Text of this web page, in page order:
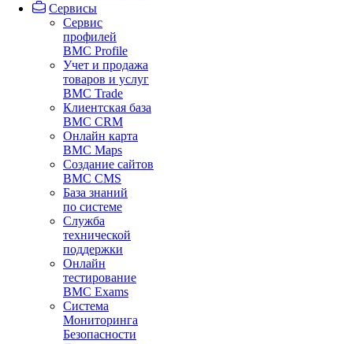
Сервисы
Сервис
профилей
BMC Profile
Учет и продажа
товаров и услуг
BMC Trade
Клиентская база
BMC CRM
Онлайн карта
BMC Maps
Создание сайтов
BMC CMS
База знаний
по системе
Служба
технической
поддержки
Онлайн
тестирование
BMC Exams
Система
Мониторинга
Безопасности